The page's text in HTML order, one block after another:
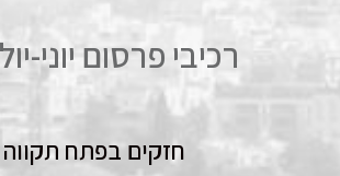
רכיבי פרסום יוני-יולי
חזקים בפתח תקווה